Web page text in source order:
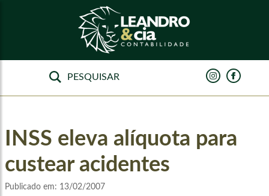
INSS eleva alíquota para
custear acidentes
Publicado em: 13/02/2007